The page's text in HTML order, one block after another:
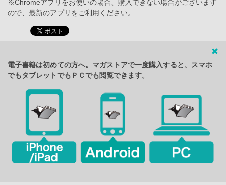
※Chromeアプリをお使いの場合、購入できない場合がございます
ので、最新のアプリをご利用ください。
電子書籍は初めての方へ。マガストアで一度購入すると、スマホ
でもタブレットでもＰＣでも閲覧できます。